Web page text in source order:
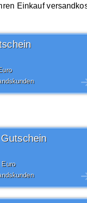
Einkauf
Euro